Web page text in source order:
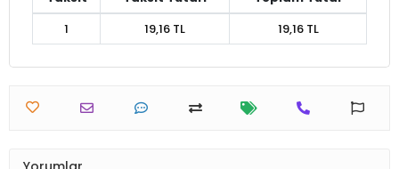
1
19,16 TL 19,16 TL